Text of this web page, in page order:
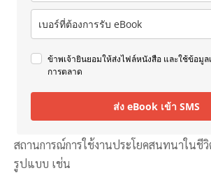
ข้าพเจ้ายินยอมให้ส่งไฟล์หนังสือ และใช้ข้อมูล
การตลาด
ส่ง eBook เข้า SMS
สถานการณ์การใช้งานประโยคสนทนาในชี
รูปแบบ เช่น